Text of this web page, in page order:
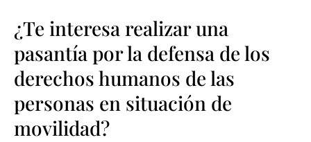
¿Te interesa realizar una
pasantía por la defensa de los
derechos humanos de las
personas en situación de
movilidad?